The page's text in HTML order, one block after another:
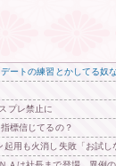
ートの練習とかしてる
プレ禁止に
標信じてるの？
用も火消し失敗「お試